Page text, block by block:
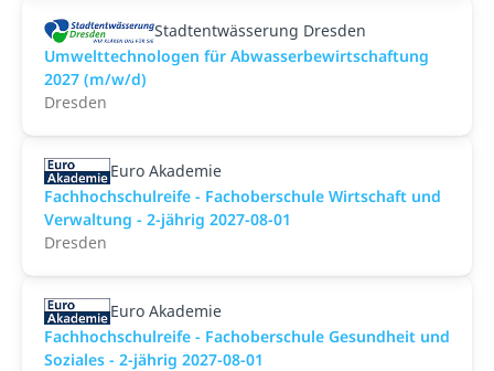
Stadtentwässerung Dresden
Umwelttechnologen für Abwasserbewirtschaftung
2027 (m/w/d)
Dresden
Euro Akademie
Fachhochschulreife - Fachoberschule Wirtschaft und
Verwaltung - 2-jährig 2027-08-01
Dresden
Euro Akademie
Fachhochschulreife - Fachoberschule Gesundheit und
Soziales - 2-jährig 2027-08-01